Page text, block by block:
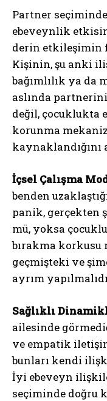
Partner
ebeveynlik
derin etkileşimin
Kişinin, şu anki
bağımlılık ya da
aslında
değil, çocuklukta
korunma
kaynaklandığını
İçsel Çalışma
benden
panik, gerçekten
mü, yoksa
bırakma korkusu
geçmişteki ve
ayrım
Sağlıklı
ailesinde
ve empatik
bunları kendi
İyi ebeveyn
seçiminde doğru